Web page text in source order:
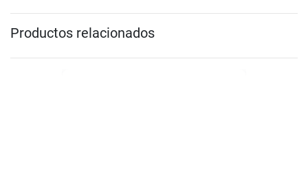
Productos relacionados